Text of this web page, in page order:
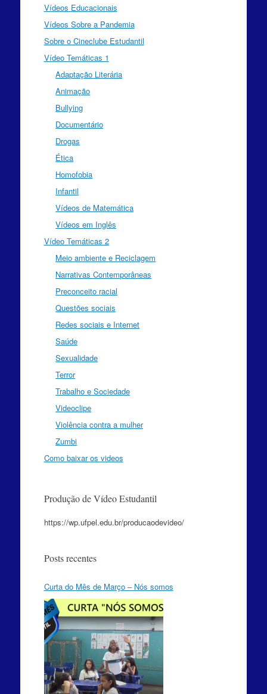
Vídeos Educacionais
Vídeos Sobre a Pandemia
Sobre o Cineclube Estudantil
Vídeo Temáticas 1
Adaptação Literária
Animação
Bullying
Documentário
Drogas
Ética
Homofobia
Infantil
Vídeos de Matemática
Vídeos em Inglês
Vídeo Temáticas 2
Meio ambiente e Reciclagem
Narrativas Contemporâneas
Preconceito racial
Questões sociais
Redes sociais e Internet
Saúde
Sexualidade
Terror
Trabalho e Sociedade
Videoclipe
Violência contra a mulher
Zumbi
Como baixar os videos
Produção de Vídeo Estudantil
https://wp.ufpel.edu.br/producaodevideo/
Posts recentes
Curta do Mês de Março – Nós somos